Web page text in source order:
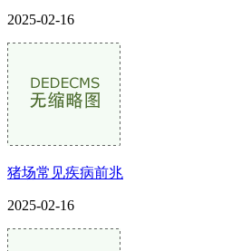
2025-02-16
猪场常见疾病前兆
2025-02-16